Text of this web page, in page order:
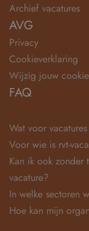
Archief vacatures
AVG
Privacy
Cookieverklaring
Wijzig jouw
FAQ
Wat voor
Voor wie is rvt-
Kan ik ook zonder
vacature?
In welke sectoren
Hoe kan mijn